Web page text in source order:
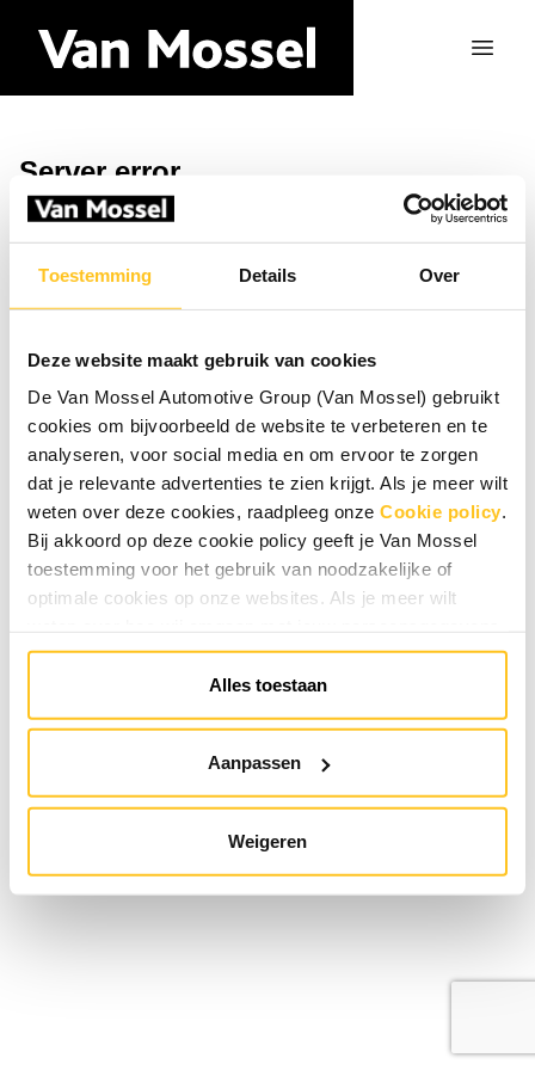
Toestemming Details Over
Deze website maakt gebruik van cookies
De Van Mossel Automotive Group (Van Mossel) gebruikt
cookies om bijvoorbeeld de website te verbeteren en te
analyseren, voor social media en om ervoor te zorgen
dat je relevante advertenties te zien krijgt. Als je meer wilt
weten over deze cookies, raadpleeg onze Cookie policy.
Bij akkoord op deze cookie policy geeft je Van Mossel
toestemming voor het gebruik van noodzakelijke of
optimale cookies op onze websites. Als je meer wilt
raadpleeg onzePrivacyverklaring. Je kunt de cookie
instellingen te allen tijde aanpassen via de link onderaan
de website.
Alles toestaan
Aanpassen
Weigeren
Server error